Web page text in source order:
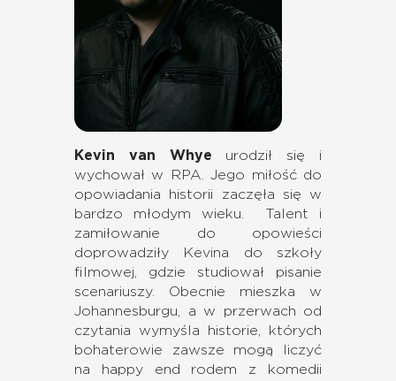
Kevin van Whye urodził się i
wychował w RPA. Jego miłość do
opowiadania historii zaczęła się w
bardzo młodym wieku. Talent i
zamiłowanie do opowieści
doprowadziły Kevina do szkoły
filmowej, gdzie studiował pisanie
scenariuszy. Obecnie mieszka w
Johannesburgu, a w przerwach od
czytania wymyśla historie, których
bohaterowie zawsze mogą liczyć
na happy end rodem z komedii